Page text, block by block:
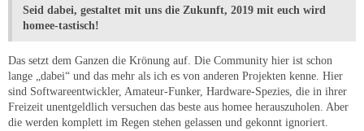
Seid dabei, gestaltet mit uns die Zukunft, 2019 mit euch wird
homee-tastisch!
Das setzt dem Ganzen die Krönung auf. Die Community hier ist schon
lange „dabei“ und das mehr als ich es von anderen Projekten kenne. Hier
sind Softwareentwickler, Amateur-Funker, Hardware-Spezies, die in ihrer
Freizeit unentgeldlich versuchen das beste aus homee herauszuholen. Aber
die werden komplett im Regen stehen gelassen und gekonnt ignoriert.